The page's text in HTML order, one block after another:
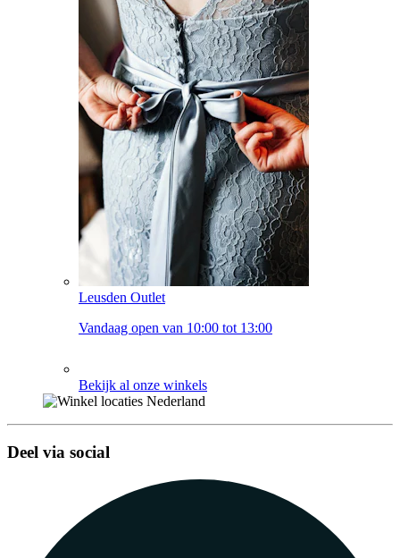
Leusden Outlet
Vandaag open van 10:00 tot 13:00
Bekijk al onze winkels
Deel via social